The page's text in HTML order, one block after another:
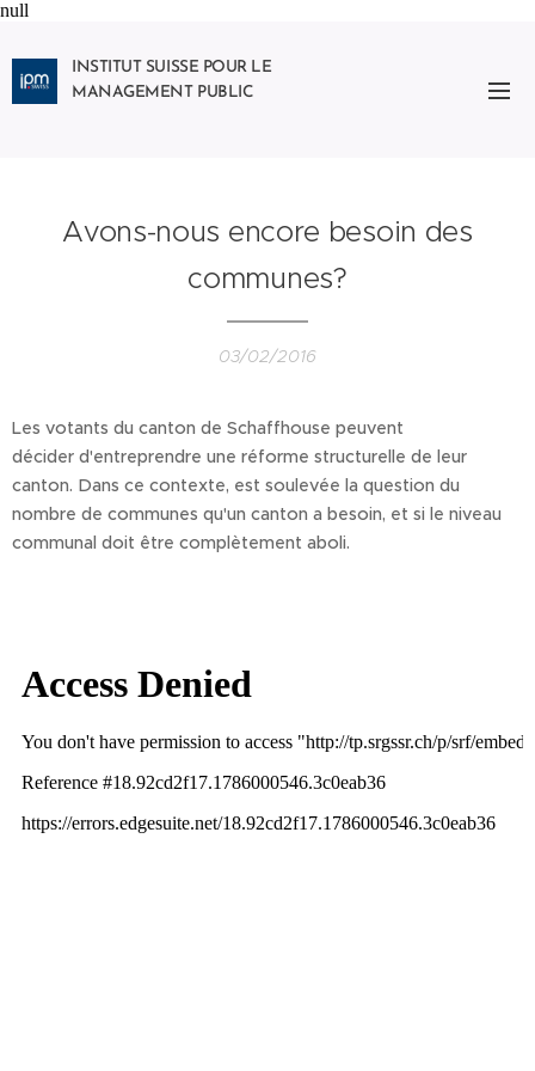
null
INSTITUT SUISSE POUR LE
MANAGEMENT PUBLIC
Avons-nous encore besoin des
communes?
03/02/2016
Les votants du canton de Schaffhouse peuvent
décider d'entreprendre une réforme structurelle de leur
canton. Dans ce contexte, est soulevée la question du
nombre de communes qu'un canton a besoin, et si le niveau
communal doit être complètement aboli.